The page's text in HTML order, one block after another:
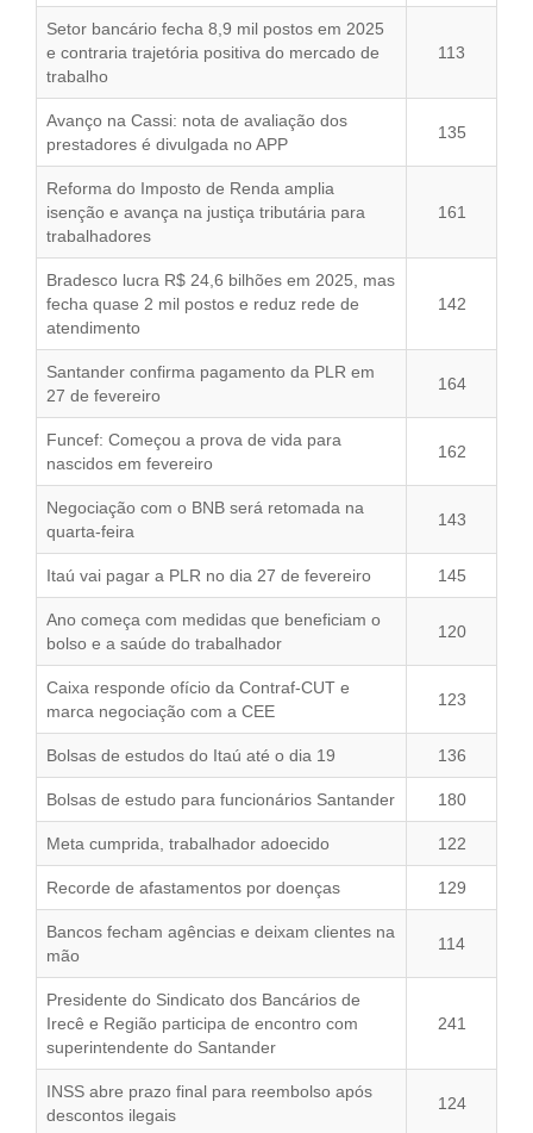
Setor bancário fecha 8,9 mil postos em 2025
e contraria trajetória positiva do mercado de
trabalho
113
Avanço na Cassi: nota de avaliação dos
prestadores é divulgada no APP
135
Reforma do Imposto de Renda amplia
isenção e avança na justiça tributária para
trabalhadores
161
Bradesco lucra R$ 24,6 bilhões em 2025, mas
fecha quase 2 mil postos e reduz rede de
atendimento
142
Santander confirma pagamento da PLR em
27 de fevereiro
164
Funcef: Começou a prova de vida para
nascidos em fevereiro
162
Negociação com o BNB será retomada na
quarta-feira
143
Itaú vai pagar a PLR no dia 27 de fevereiro 145
Ano começa com medidas que beneficiam o
bolso e a saúde do trabalhador
120
Caixa responde ofício da Contraf-CUT e
marca negociação com a CEE
123
Bolsas de estudos do Itaú até o dia 19 136
Bolsas de estudo para funcionários Santander 180
Meta cumprida, trabalhador adoecido 122
Recorde de afastamentos por doenças 129
Bancos fecham agências e deixam clientes na
mão
114
Presidente do Sindicato dos Bancários de
Irecê e Região participa de encontro com
superintendente do Santander
241
INSS abre prazo final para reembolso após
descontos ilegais
124